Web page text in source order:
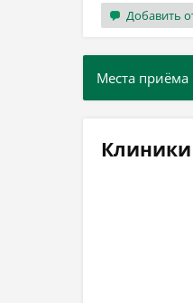
Добавить
Места приёма
Клиники